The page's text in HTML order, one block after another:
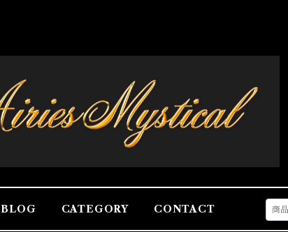
BLOG CATEGORY CONTACT